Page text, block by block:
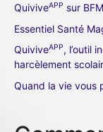
QuiviveAPP sur
Essentiel Santé
QuiviveAPP, l’outil
harcèlement
Quand la vie vous